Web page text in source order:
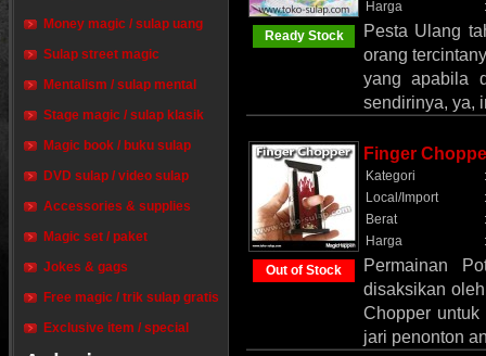
Money magic / sulap uang
Sulap street magic
Mentalism / sulap mental
Stage magic / sulap klasik
Magic book / buku sulap
DVD sulap / video sulap
Accessories & supplies
Magic set / paket
Jokes & gags
Free magic / trik sulap gratis
Exclusive item / special
Ready Stock
Harga
:
Pesta Ulang
orang
yang apabila
sendirinya, ya,
Out of Stock
Finger
Kategori
:
Local/Import
:
Berat
:
Harga
:
Permainan
disaksikan
Chopper untuk
jari penonton